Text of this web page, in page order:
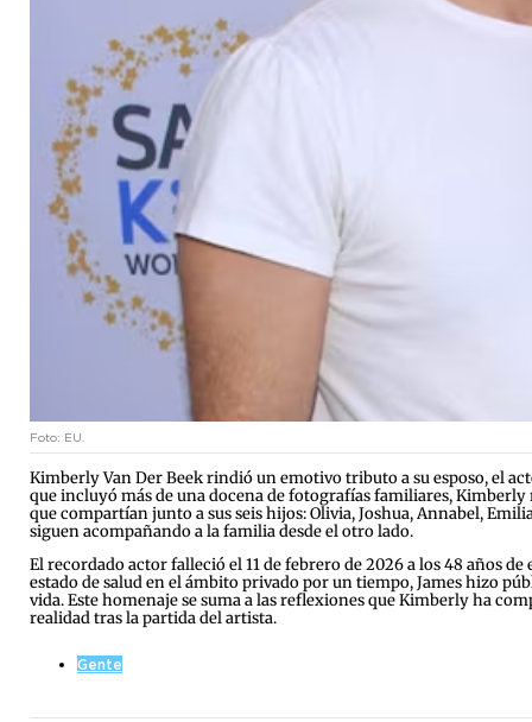
Foto: EU.
Kimberly Van Der Beek rindió un emotivo tributo a su esposo, el
que incluyó más de una docena de fotografías familiares,
que compartían junto a sus seis hijos: Olivia, Joshua, Annabel,
siguen acompañando a la familia desde el otro lado.
El recordado actor falleció el 11 de febrero de 2026 a los 48 años
estado de salud en el ámbito privado por un tiempo, James hizo
vida. Este homenaje se suma a las reflexiones que Kimberly ha
realidad tras la partida del artista.
Gente